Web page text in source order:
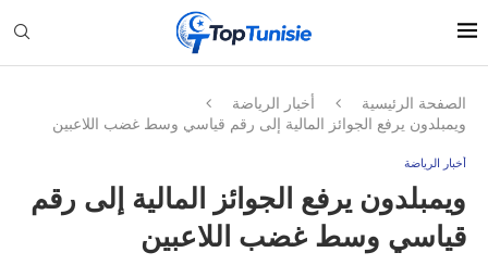
الصفحة الرئيسية
أخبار الرياضة
ويمبلدون يرفع الجوائز المالية إلى رقم قياسي وسط غضب اللاعبين
أخبار الرياضة
ويمبلدون يرفع الجوائز المالية إلى رقم
قياسي وسط غضب اللاعبين